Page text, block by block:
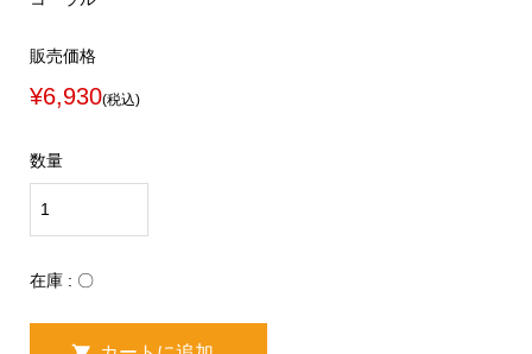
販売価格
¥6,930(税込)
数量
在庫 : 〇